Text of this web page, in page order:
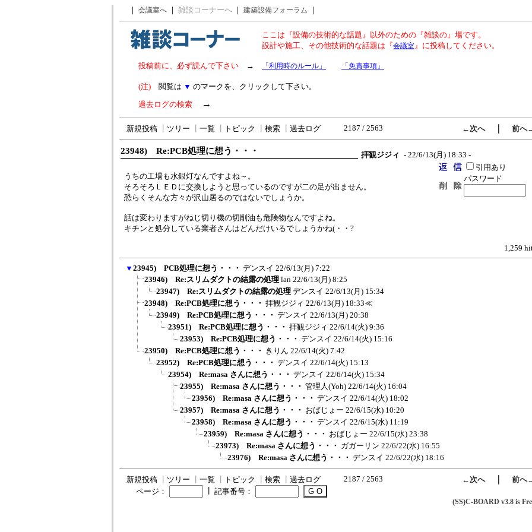
｜ 会議室へ ｜ 雑談コーナーへ ｜ 建築設備フォーラム ｜
ここは『設備の技術的な話題』以外のための『雑談の』場です。
設計や施工、その他技術的な話題は『会議室』に投稿してください。
投稿前に、必ず読んで下さい → 「利用時のルール」 「免責事項」
(注) 閲覧は ▼ のマークを、クリックして下さい。
過去ログの検索 →
新規投稿 ツリー 一覧 トピック 検索 過去ログ 2187 / 2563 ←次へ｜ 前へ
23948) Re:PCB処理に想う・・・ 拝観ジジィ - 22/6/13(月) 18:33 -
うちの工場も水銀灯なんですよね～。
そろそろＬＥＤに交換しようと思っているのですが二の足が出ません。
恐らくそんな方々が沢山居るのではないでしょうか。
話は変わりますがねじ切り機の切削油も危険物なんですよね。
キチンと処分している業者さんはどんだけいるでしょうかね(・・?
引用あり
パスワード
1,259
▼ 23945) PCB処理に想う・・・ デンスイ 22/6/13(月) 7:22
23946) Re:スリムダクトの結露の処理 lan 22/6/13(月) 8:25
23947) Re:スリムダクトの結露の処理 デンスイ 22/6/13(月) 15:34
23948) Re:PCB処理に想う・・・ 拝観ジジィ 22/6/13(月) 18:33≪
23949) Re:PCB処理に想う・・・ デンスイ 22/6/13(月) 20:38
23951) Re:PCB処理に想う・・・ 拝観ジジィ 22/6/14(火) 9:36
23953) Re:PCB処理に想う・・・ デンスイ 22/6/14(火) 15:16
23950) Re:PCB処理に想う・・・ きりん 22/6/14(火) 7:42
23952) Re:PCB処理に想う・・・ デンスイ 22/6/14(火) 15:13
23954) Re:masa さんに想う・・・ デンスイ 22/6/14(火) 15:34
23955) Re:masa さんに想う・・・ 管理人(Yoh) 22/6/14(火) 16:04
23956) Re:masa さんに想う・・・ デンスイ 22/6/14(火) 18:02
23957) Re:masa さんに想う・・・ おばじょー 22/6/15(水) 10:20
23958) Re:masa さんに想う・・・ デンスイ 22/6/15(水) 11:19
23959) Re:masa さんに想う・・・ おばじょー 22/6/15(水) 23:38
23973) Re:masa さんに想う・・・ ガガーリン 22/6/22(水) 16:55
23976) Re:masa さんに想う・・・ デンスイ 22/6/22(水) 18:16
新規投稿 ツリー 一覧 トピック 検索 過去ログ 2187 / 2563 ←次へ｜ 前へ
ページ：
記事番号：
(SS)C-BOARD v3.8 is